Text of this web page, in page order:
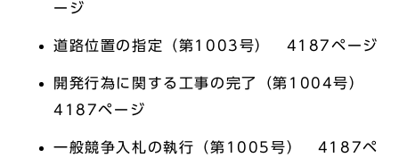
ージ
道路位置の指定（第1003号） 4187ページ
開発行為に関する工事の完了（第1004号）
4187ページ
一般競争入札の執行（第1005号） 4187ペ